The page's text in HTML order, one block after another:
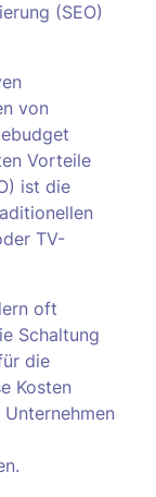
(SEO)
von
Vorteile
ist die
TV-
oft
Schaltung
die
Kosten